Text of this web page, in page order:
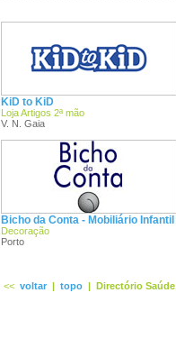
KiD to KiD
Loja Artigos 2ª mão
V. N. Gaia
Bicho da Conta - Mobiliário Infantil
Decoração
Porto
<< voltar | topo | Directório Saúde